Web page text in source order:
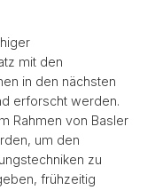
mit den
in den nächsten
erforscht werden.
Rahmen von Basler
um den
zu
frühzeitig